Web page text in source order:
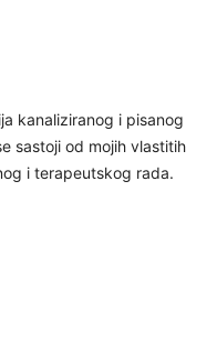
kanaliziranog i pisanog
sastoji od mojih vlastitih
i terapeutskog rada.